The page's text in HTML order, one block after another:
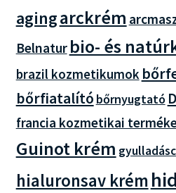
agingarckrém
Belnatur bio- és
brazil kozmetikumok
bőrfiatalító bőrnyugtató
francia kozmetikai
Guinot krém
hialuronsav krém